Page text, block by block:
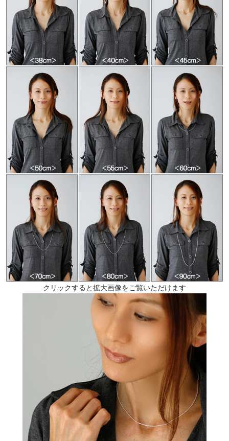
クリックすると拡大画像をご覧いただけます